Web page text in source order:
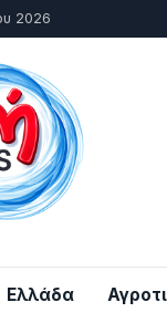
2026
Ελλάδα